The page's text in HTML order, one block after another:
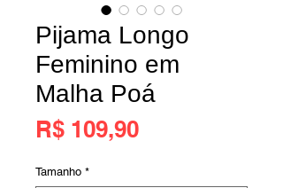
Pijama Longo
Feminino em
Malha Poá
R$ 109,90Preço
Tamanho *